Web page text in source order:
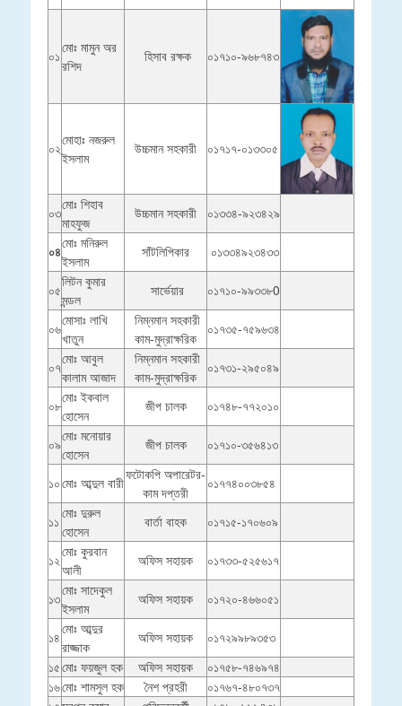
০১মোঃ মামুন অর
রশিদ
হিসাব রক্ষক ০১৭১০-৯৬৮৭৪৩
০২মোহাঃ নজরুল
ইসলাম
উচ্চমান সহকারী ০১৭১৭-০১৩৩০৫
০৩মোঃ শিহাব
মাহফুজ
উচ্চমান সহকারী ০১৩৩৪-৯২৩৪২৯
০৪মোঃ মনিরুল
ইসলাম
সাঁটলিপিকার ০১৩৩৪৯২৩৪৩৩
০৫লিটন কুমার
মন্ডল
সার্ভেয়ার ০১৭১০-৯৯৩৩৮0
০৬মোসাঃ লাখি
খাতুন
নিম্নমান সহকারী
কাম-মুদ্রাক্ষরিক
০১৭৩৫-৭৫৯৬৩৪
০৭মোঃ আবুল
কালাম আজাদ
নিম্নমান সহকারী
কাম-মুদ্রাক্ষরিক
০১৭৩১-২৯৫০৪৯
০৮মোঃ ইকবাল
হোসেন
জীপ চালক ০১৭৪৮-৭৭২০১০
০৯মোঃ মনোয়ার
হোসেন
জীপ চালক ০১৭১০-৩৫৬৪১৩
১০মোঃ আব্দুল বারীফটোকপি অপারেটর-
কাম দপ্তরী
০১৭৭৪০০৩৮৫৪
১১ মোঃ দুরুল
হোসেন
বার্তা বাহক ০১৭১৫-১৭০৬০৯
১২মোঃ কুরবান
আলী
অফিস সহায়ক ০১৭৩৩-৫২৫৬১৭
১৩মোঃ সাদেকুল
ইসলাম
অফিস সহায়ক ০১৭২০-৪৬৬০৫১
১৪মোঃ আব্দুর
রাজ্জাক
অফিস সহায়ক
০১৭২৯৯৮৯৩৫৩
১৫মোঃ ফয়জুল হক অফিস সহায়ক
০১৭৫৮-৭৪৬৯৭৪
১৬মোঃ শামসুল হক নৈশ প্রহরী
০১৭৬৭-৪৮০৭৩৭